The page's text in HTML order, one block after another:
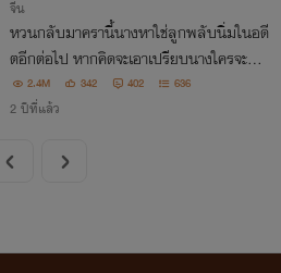
จีน
หวนกลับมาครานี้นางหาใช่ลูกพลับนิ่มในอดี
ตอีกต่อไป หากคิดจะเอาเปรียบนางใครจะถูก
บดขยี้ก็ยังไม่แน่!
2.4M 342 402 636
2 ปีที่แล้ว